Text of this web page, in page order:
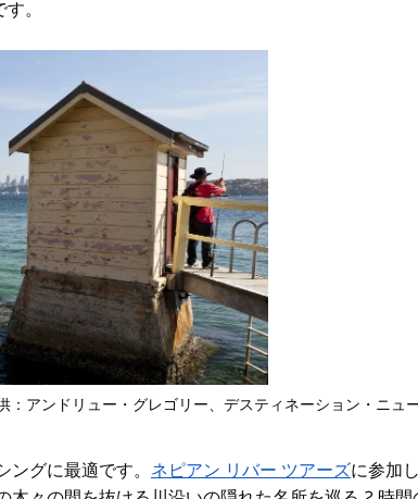
。
：アンドリュー・グレゴリー、デスティネーション・ニュ
グに最適です。 ネピアン リバー ツアーズに参加